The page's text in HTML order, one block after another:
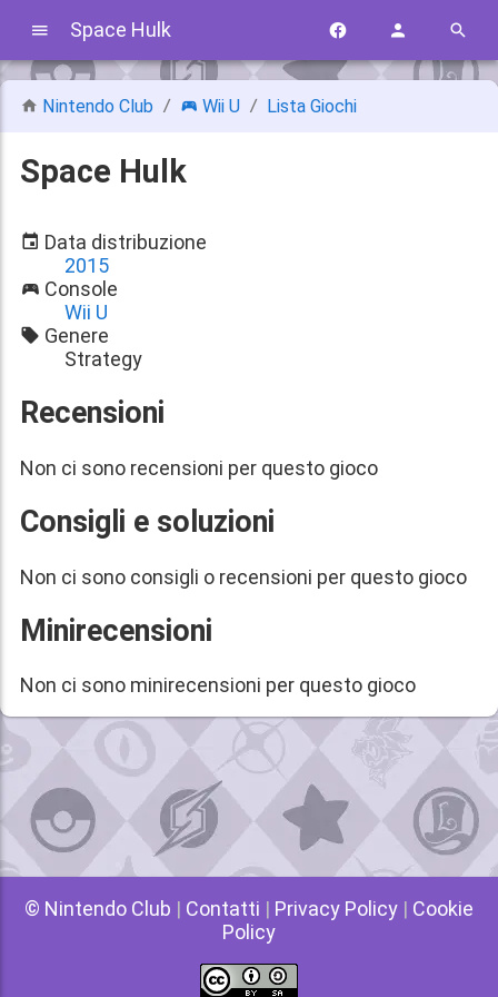
Space Hulk
Nintendo Club Wii U Lista Giochi
Space Hulk
Data distribuzione
2015
Console
Wii U
Genere
Strategy
Recensioni
Non ci sono recensioni per questo gioco
Consigli e soluzioni
Non ci sono consigli o recensioni per questo gioco
Minirecensioni
Non ci sono minirecensioni per questo gioco
© Nintendo Club | Contatti | Privacy Policy | Cookie
Policy